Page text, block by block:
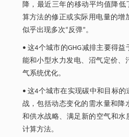
降，最近三年的移动平均值降低
算方法的修正或实际用电量的增
似乎出现多次“反弹”。
• 这4个城市的GHG减排主要得
能和小型水力发电、沼气定价、
气系统优化。
• 这4个城市在实现碳中和目标
战，包括动态变化的需水量和降
和供水战略、满足新的空气和水
计算方法。